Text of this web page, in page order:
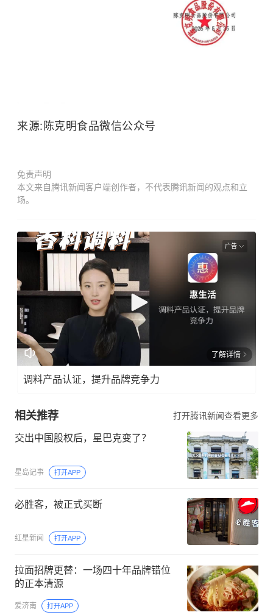
来源:陈克明食品微信公众号
免责声明
本文来自腾讯新闻客户端创作者，不代表腾讯新闻的观点和立
场。
广告
了解详情
调料产品认证，提升品牌竞争力
相关推荐 打开腾讯新闻查看更多
交出中国股权后，星巴克变了？
星岛记事 打开APP
必胜客，被正式买断
红星新闻 打开APP
拉面招牌更替：一场四十年品牌错位
的正本清源
爱济南 打开APP